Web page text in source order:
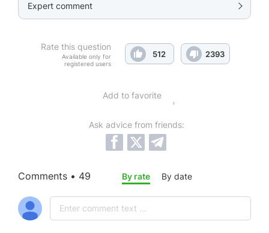
Expert comment
Rate this question
Available only for
registered users
512 2393
Add to favorite
Ask advice from friends:
Comments • 49 By rate By date